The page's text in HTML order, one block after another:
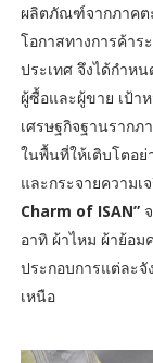
ผลิตภัณฑ์จากภาคต
โอกาสทางการค้า
ประเทศ จึงได้กำห
ผู้ซื้อและผู้ขาย เป้า
เศรษฐกิจฐานรากภ
ในพื้นที่ให้เติบโตอย่
และกระจายความ
Charm of ISAN”จ
อาทิ ผ้าไหม ผ้าย้อ
ประกอบการแต่ละจั
เหนือ